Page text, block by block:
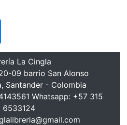
La Cingla
09 barrio San Alonso
Santander - Colombia
Whatsapp: +57 315
6533124